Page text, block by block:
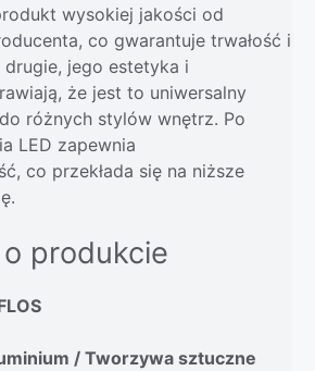
wysokiej jakości od
co gwarantuje trwałość i
jego estetyka i
że jest to uniwersalny
różnych stylów wnętrz. Po
LED zapewnia
co przekłada się na niższe
produkcie
/ Tworzywa sztuczne